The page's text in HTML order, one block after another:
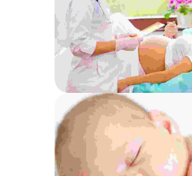
Aenean vitae rhoncus